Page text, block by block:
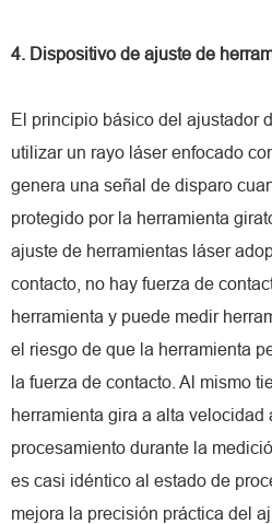
4. Dispositivo de ajuste de
El principio básico del ajustador
utilizar un rayo láser enfocado
genera una señal de disparo
protegido por la herramienta
ajuste de herramientas láser
contacto, no hay fuerza de
herramienta y puede medir
el riesgo de que la herramienta
la fuerza de contacto. Al mismo
herramienta gira a alta velocidad
procesamiento durante la
es casi idéntico al estado de
mejora la precisión práctica del